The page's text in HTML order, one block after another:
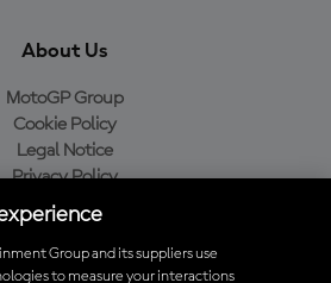
About Us
MotoGP Group
Cookie Policy
Legal Notice
Privacy Policy
Purchase Policy
Group and its suppliers use
to measure your interactions